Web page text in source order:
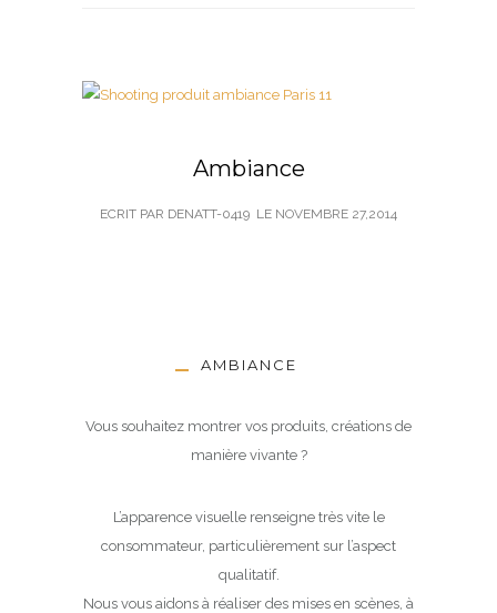
Ambiance
ECRIT PAR DENATT-0419 LE NOVEMBRE 27,2014
AMBIANCE
Vous souhaitez montrer vos produits, créations de
manière vivante ?
L’apparence visuelle renseigne très vite le
consommateur, particulièrement sur l’aspect
qualitatif.
Nous vous aidons à réaliser des mises en scènes, à